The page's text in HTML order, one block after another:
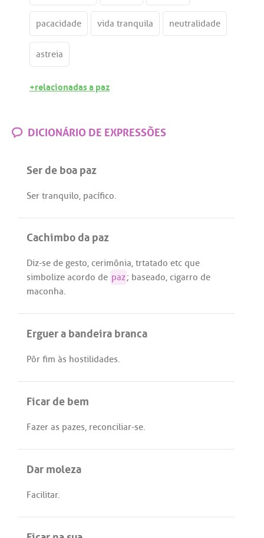
pacacidade vida tranquila neutralidade
astreia
+relacionadas a paz
DICIONÁRIO DE EXPRESSÕES
Ser de boa paz
Ser tranquilo, pacífico.
Cachimbo da paz
Diz-se de gesto, cerimônia, trtatado etc que
simbolize acordo de paz; baseado, cigarro de
maconha.
Erguer a bandeira branca
Pôr fim às hostilidades.
Ficar de bem
Fazer as pazes, reconciliar-se.
Dar moleza
Facilitar.